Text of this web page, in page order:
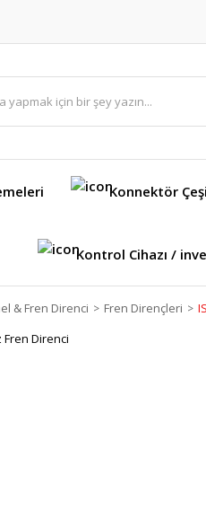
Konnektör
Kontrol Cihazı /
& Fren Direnci Fren Dirençleri